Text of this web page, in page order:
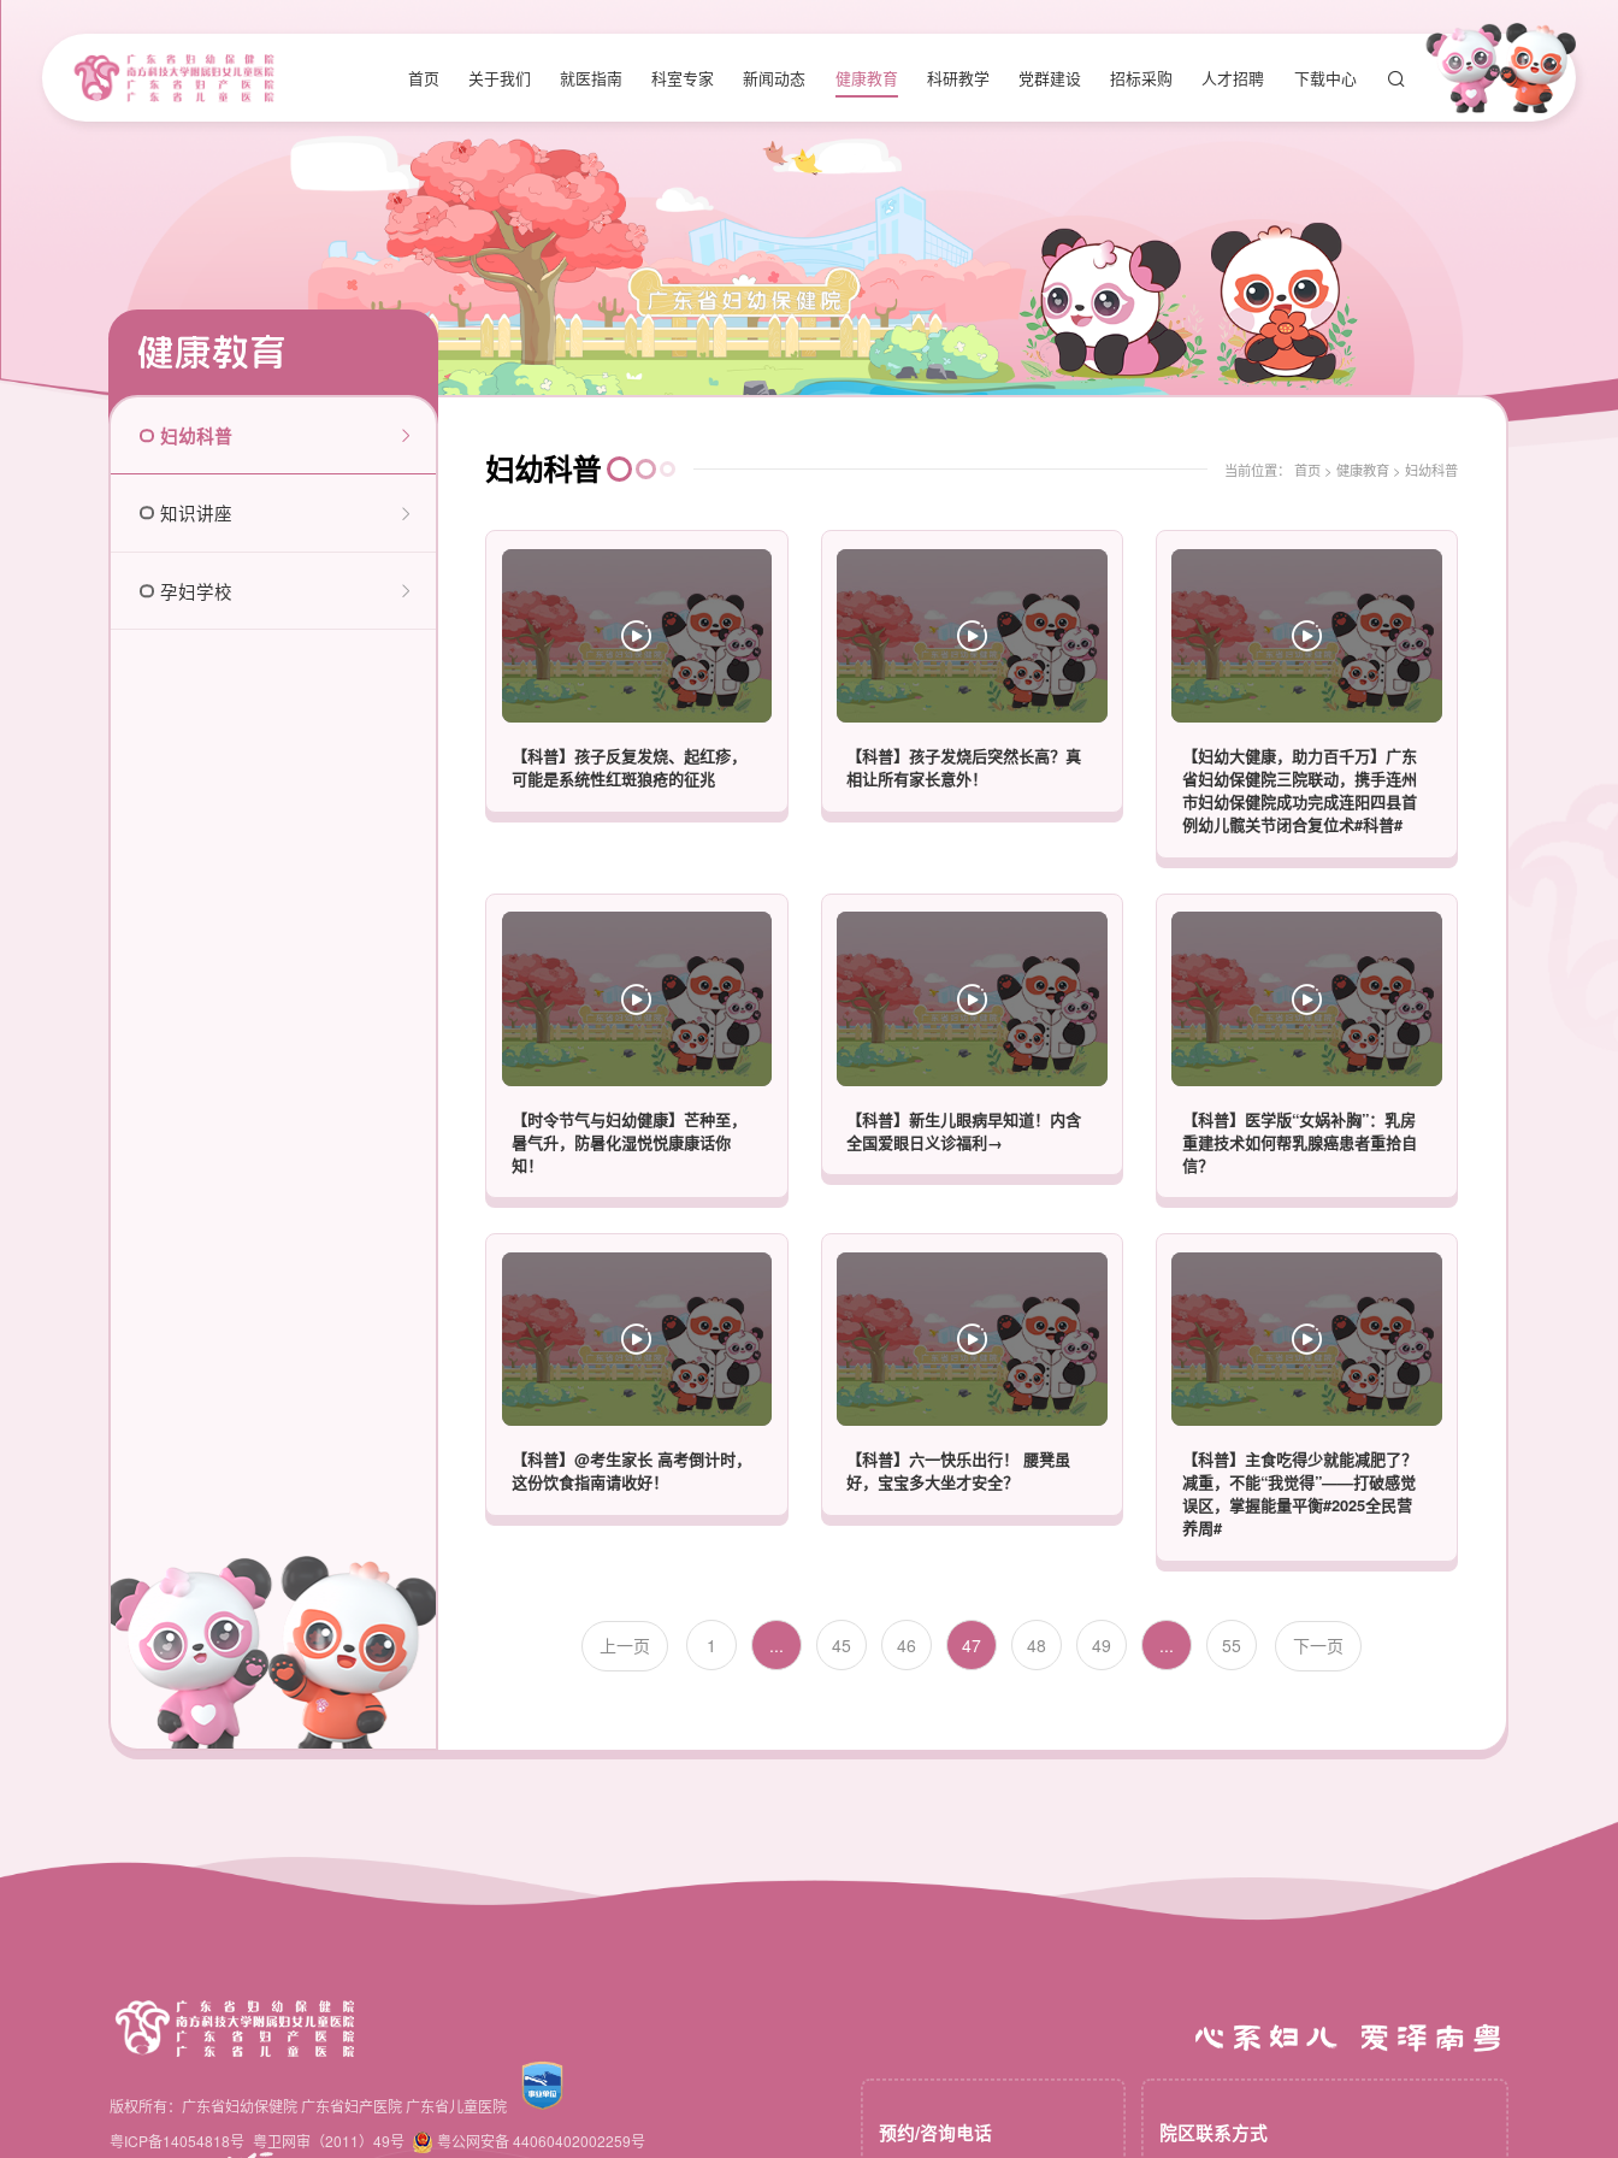
首页 关于我们 就医指南 科室专家 新闻动态 健康教育 科研教学 党群建设 招标采购 人才招聘 下载中心
妇幼科普
知识讲座
孕妇学校
健康教育
妇幼科普 当前位置： 首页 >健康教育 >妇幼科普
【科普】孩子反复发烧、起红疹，
可能是系统性红斑狼疮的征兆
【科普】孩子发烧后突然长高？真
相让所有家长意外！
【妇幼大健康，助力百千万】广东
省妇幼保健院三院联动，携手连州
市妇幼保健院成功完成连阳四县首
例幼儿髋关节闭合复位术#科普#
【时令节气与妇幼健康】芒种至，
暑气升，防暑化湿悦悦康康话你
知！
【科普】新生儿眼病早知道！内含
全国爱眼日义诊福利→
【科普】医学版“女娲补胸”：乳房
重建技术如何帮乳腺癌患者重拾自
信？
【科普】@考生家长 高考倒计时，
这份饮食指南请收好！
【科普】六一快乐出行！​​ 腰凳虽
好，宝宝多大坐才安全？
【科普】主食吃得少就能减肥了？
减重，不能“我觉得”——打破感觉
误区，掌握能量平衡#2025全民营
养周#
上一页 1 ... 45 46 47 48 49 ... 55 下一页
心系妇儿 爱泽南粤
版权所有：广东省妇幼保健院 广东省妇产医院 广东省儿童医院
粤ICP备14054818号 粤卫网审（2011）49号 粤公网安备 44060402002259号 预约/咨询电话 院区联系方式